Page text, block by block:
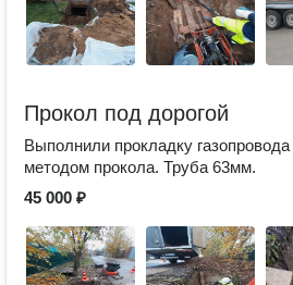
Прокол под дорогой
Выполнили прокладку
методом прокола. Труба 63мм.
45 000 ₽